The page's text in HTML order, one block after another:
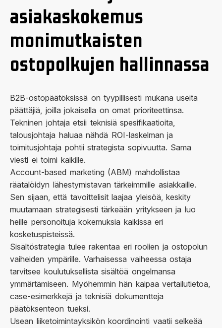
asiakaskokemus
monimutkaisten
ostopolkujen hallinnassa
B2B-ostopäätöksissä on tyypillisesti mukana useita
päättäjiä, joilla jokaisella on omat prioriteettinsa.
Tekninen johtaja etsii teknisiä spesifikaatioita,
talousjohtaja haluaa nähdä ROI-laskelman ja
toimitusjohtaja pohtii strategista sopivuutta. Sama
viesti ei toimi kaikille.
Account-based marketing (ABM) mahdollistaa
räätälöidyn lähestymistavan tärkeimmille asiakkaille.
Sen sijaan, että tavoittelisit laajaa yleisöä, keskity
muutamaan strategisesti tärkeään yritykseen ja luo
heille personoituja kokemuksia kaikissa eri
kosketuspisteissä.
Sisältöstrategia tulee rakentaa eri roolien ja ostopolun
vaiheiden ympärille. Varhaisessa vaiheessa ostaja
tarvitsee koulutuksellista sisältöä ongelmansa
ymmärtämiseen. Myöhemmin hän kaipaa vertailutietoa,
case-esimerkkejä ja teknisiä dokumentteja
päätöksenteon tueksi.
Usean liiketoimintayksikön koordinointi vaatii selkeää